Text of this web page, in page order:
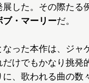
した。その際たる
ブ・マーリーだ。
った本作は、ジャ
だけでもかなり挑発
、歌われる曲の数